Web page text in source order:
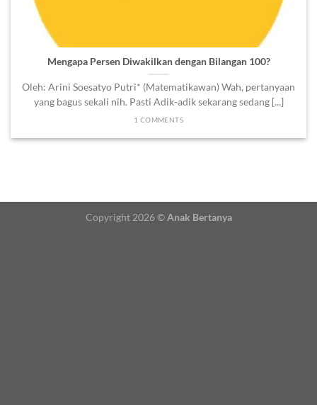
Mengapa Persen Diwakilkan dengan Bilangan 100?
Oleh: Arini Soesatyo Putri* (Matematikawan) Wah, pertanyaan
yang bagus sekali nih. Pasti Adik-adik sekarang sedang [...]
1 COMMENTS
Copyright 2026 ©Anak Bertanya